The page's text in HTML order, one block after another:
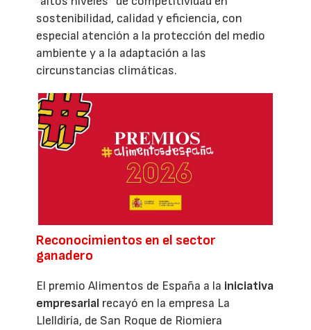
sostenibilidad, calidad y eficiencia, con
especial atención a la protección del medio
ambiente y a la adaptación a las
circunstancias climáticas.
Reconocimientos en el sector
ganadero
El premio Alimentos de España a la iniciativa
empresarial recayó en la empresa La
Llelldiría, de San Roque de Riomiera